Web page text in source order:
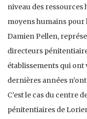
niveau des ressources
moyens humains
Damien Pellen,
directeurs
établissements qui ont
dernières années
C’est le cas du centre
pénitentiaires de